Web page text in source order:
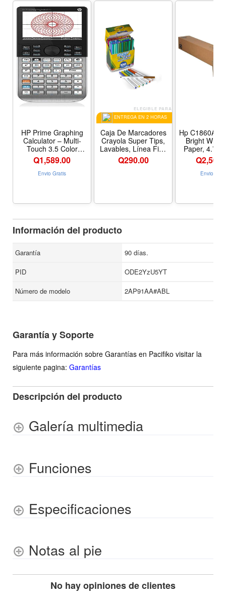
HP Prime Graphing
Calculator – Multi-
Touch 3.5 Color
Display (HP) - Nombre
de estilo HP
Q1,589.00
Envio Gratis
ELEGIBLE PARA
ENTREGA EN 2 HORAS
Caja De Marcadores
Crayola Super Tips,
Lavables, Línea Fina
o Gruesa, No Tóxicos,
100 Colores
Q290.00
Hp C1860A
Bright
Paper, 4.7
150 Roll,
Q
Envio
Información del producto
Garantía
90 días.
PID
ODE2YzU5YT
Número de modelo
2AP91AA#ABL
Garantía y Soporte
Para más información sobre Garantías en Pacifiko visitar la
siguiente pagina: Garantías
Descripción del producto
Galería multimedia
Funciones
Especificaciones
Notas al pie
No hay opiniones de clientes